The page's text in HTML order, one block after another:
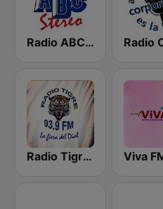
Radio ABC Stereo
Radio Tigre 93.9 FM